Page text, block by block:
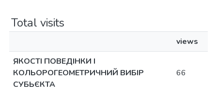
Total visits
views
ЯКОСТІ ПОВЕДІНКИ І
КОЛЬОРОГЕОМЕТРИЧНИЙ ВИБІР
СУБЬЄКТА
66